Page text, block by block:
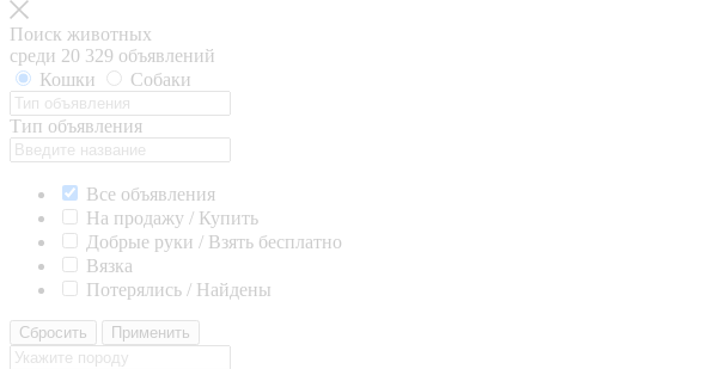
Поиск животных
среди 20 329 объявлений
Кошки
Собаки
Тип объявления
Все объявления
На продажу / Купить
Добрые руки / Взять бесплатно
Вязка
Потерялись / Найдены
Сбросить Применить